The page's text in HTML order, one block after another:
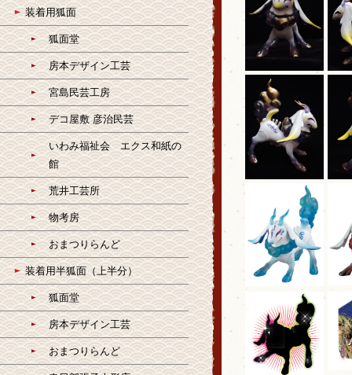
装着用狐面
狐面堂
房本デザイン工芸
宮島民芸工房
デコ屋敷 彦治民芸
いわみ福祉会 エクス和紙の
館
荒井工芸所
物考房
おまつりらんど
装着用半狐面（上半分）
狐面堂
房本デザイン工芸
おまつりらんど